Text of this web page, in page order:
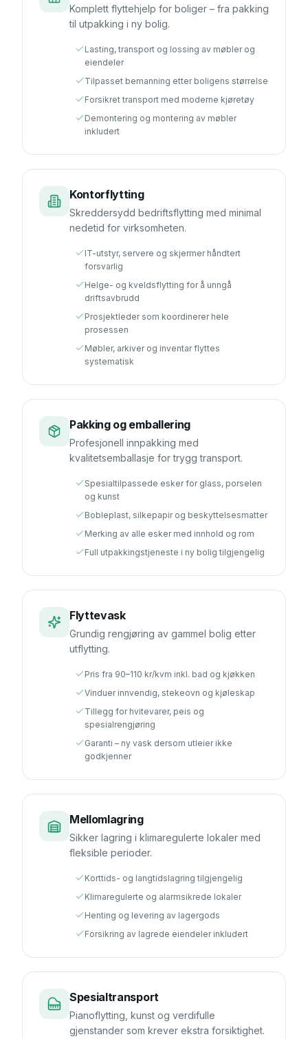
Komplett flyttehjelp for boliger – fra pakking
til utpakking i ny bolig.
Lasting, transport og lossing av møbler og
eiendeler
Tilpasset bemanning etter boligens størrelse
Forsikret transport med moderne kjøretøy
Demontering og montering av møbler
inkludert
Kontorflytting
Skreddersydd bedriftsflytting med minimal
nedetid for virksomheten.
IT-utstyr, servere og skjermer håndtert
forsvarlig
Helge- og kveldsflytting for å unngå
driftsavbrudd
Prosjektleder som koordinerer hele
prosessen
Møbler, arkiver og inventar flyttes
systematisk
Pakking og emballering
Profesjonell innpakking med
kvalitetsemballasje for trygg transport.
Spesialtilpassede esker for glass, porselen
og kunst
Bobleplast, silkepapir og beskyttelsesmatter
Merking av alle esker med innhold og rom
Full utpakkingstjeneste i ny bolig tilgjengelig
Flyttevask
Grundig rengjøring av gammel bolig etter
utflytting.
Pris fra 90–110 kr/kvm inkl. bad og kjøkken
Vinduer innvendig, stekeovn og kjøleskap
Tillegg for hvitevarer, peis og
spesialrengjøring
Garanti – ny vask dersom utleier ikke
godkjenner
Mellomlagring
Sikker lagring i klimaregulerte lokaler med
fleksible perioder.
Korttids- og langtidslagring tilgjengelig
Klimaregulerte og alarmsikrede lokaler
Henting og levering av lagergods
Forsikring av lagrede eiendeler inkludert
Spesialtransport
Pianoflytting, kunst og verdifulle
gjenstander som krever ekstra forsiktighet.